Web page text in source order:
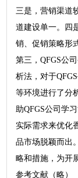
三是，营销渠道
道建设单一。四
销、促销策略形
第三，QFGS公
析法，对于
等环境进行了分
助QFGS公司学
实际需求来优化
品市场脱颖而出
略和措施，为开
参考文献（略）